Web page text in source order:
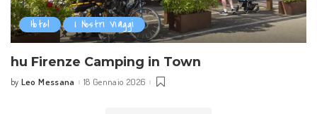
Hotel I Nostri Viaggi
hu Firenze Camping in Town
Posted
by Leo Messana 18 Gennaio 2026